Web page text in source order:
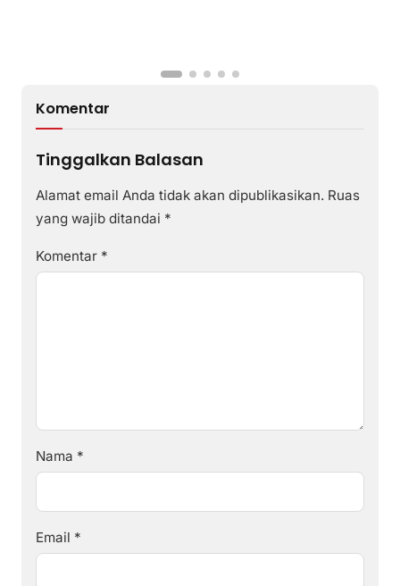
Komentar
Tinggalkan Balasan
Alamat email Anda tidak akan dipublikasikan. Ruas
yang wajib ditandai *
Komentar *
Nama *
Email *